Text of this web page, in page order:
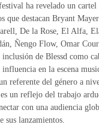
ha revelado un cartel
que destacan Bryant
De la Rose, El Alfa,
Ñengo Flow, Omar
de Blessd como
en la escena
referente del género a
un reflejo del trabajo
con una audiencia
sus lanzamientos.